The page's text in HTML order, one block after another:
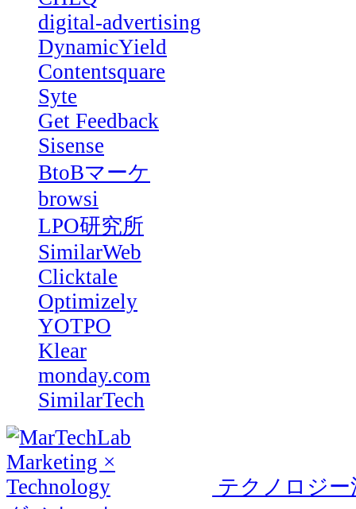
digital-advertising
DynamicYield
Contentsquare
Syte
Get Feedback
Sisense
BtoBマーケ
browsi
LPO研究所
SimilarWeb
Clicktale
Optimizely
YOTPO
Klear
monday.com
SimilarTech
テクノロジ